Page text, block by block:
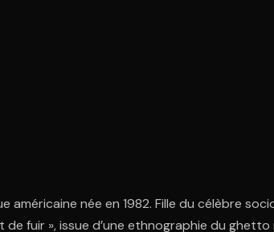
américaine née en 1982. Fille du célèbre
de fuir », issue d’une ethnographie du